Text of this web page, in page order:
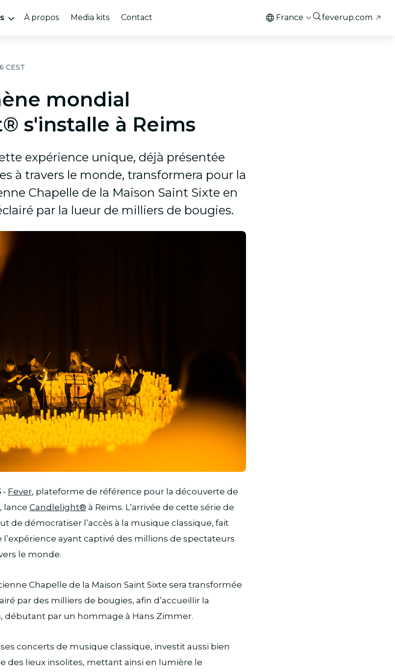
À propos Media kits Contact France feverup.com
CEST
mondial
s'installe à Reims
expérience unique, déjà présentée
à travers le monde, transformera pour la
Chapelle de la Maison Saint Sixte en
par la lueur de milliers de bougies.
- Fever, plateforme de référence pour la découverte de
lance Candlelight® à Reims. L’arrivée de cette série de
de démocratiser l’accès à la musique classique, fait
ayant captivé des millions de spectateurs
le monde.
Chapelle de la Maison Saint Sixte sera transformée
par des milliers de bougies, afin d’accueillir la
débutant par un hommage à Hans Zimmer.
concerts de musique classique, investit aussi bien
des lieux insolites, mettant ainsi en lumière le